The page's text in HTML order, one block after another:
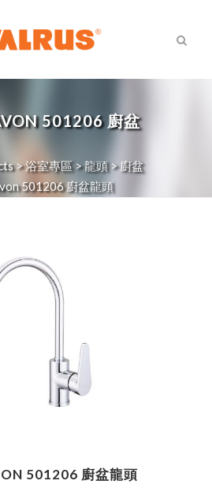
501206 廚盆
>浴室專區>龍頭>廚盆
501206 廚盆龍頭
501206 廚盆龍頭